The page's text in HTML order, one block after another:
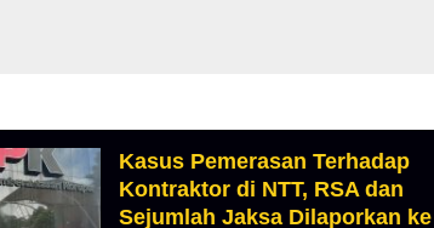
Kasus Pemerasan Terhadap
Kontraktor di NTT, RSA dan
Sejumlah Jaksa Dilaporkan